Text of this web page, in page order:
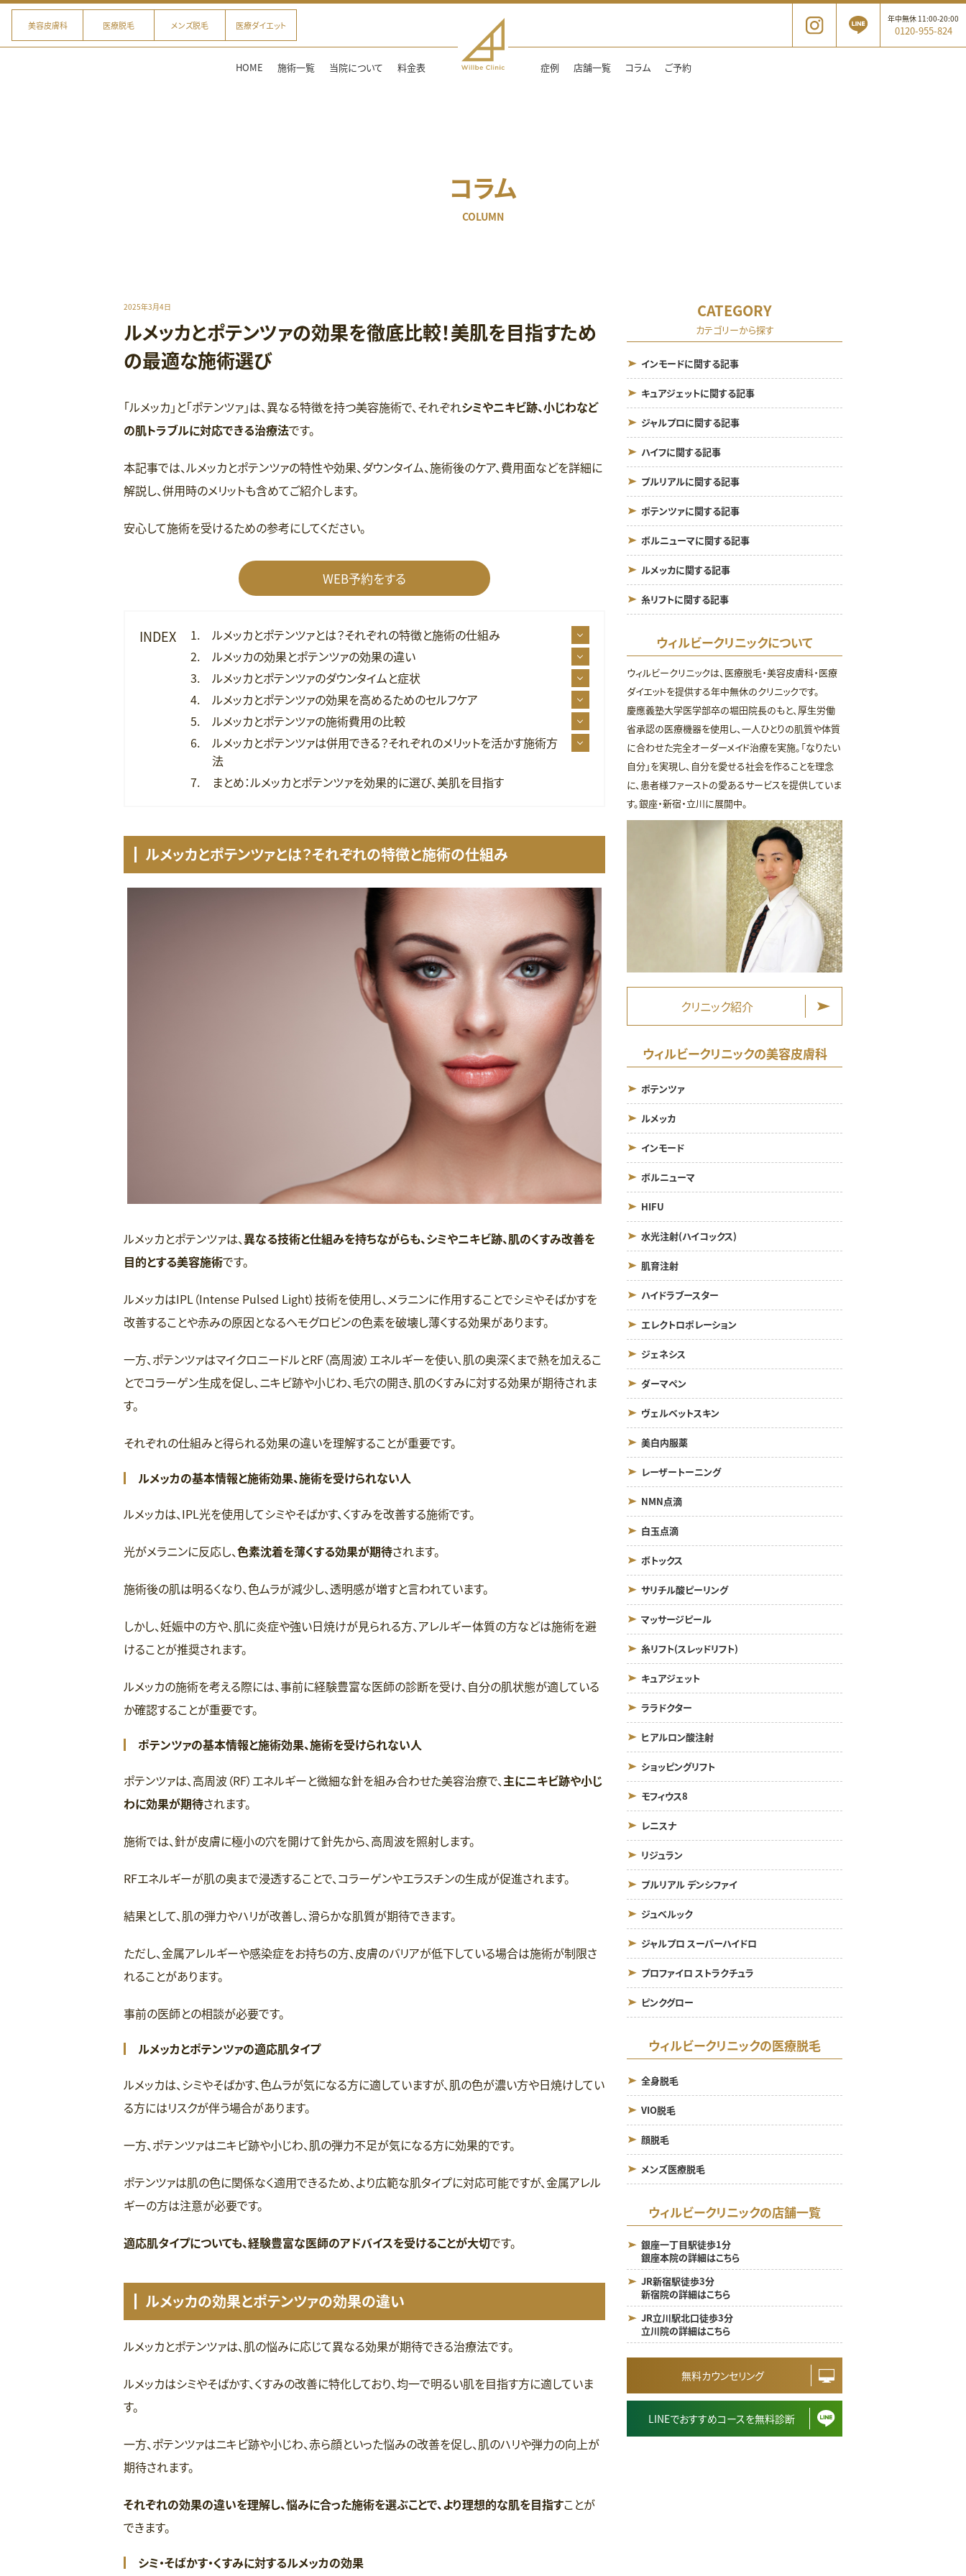
美容皮膚科 医療脱毛 メンズ脱毛 医療ダイエット
年中無休 11:00-20:00
0120-955-824
HOME 施術一覧 当院について 料金表 症例 店舗一覧 コラム ご予約
コラム
COLUMN
2025年3月4日
ルメッカとポテンツァの効果を徹底比較！美肌を目指すため
の最適な施術選び
「ルメッカ」と「ポテンツァ」は、異なる特徴を持つ美容施術で、それぞれシミやニキビ跡、小じわなど
の肌トラブルに対応できる治療法です。
本記事では、ルメッカとポテンツァの特性や効果、ダウンタイム、施術後のケア、費用面などを詳細に
解説し、併用時のメリットも含めてご紹介します。
安心して施術を受けるための参考にしてください。
WEB予約をする
INDEX
ルメッカとポテンツァとは？それぞれの特徴と施術の仕組み
ルメッカの効果とポテンツァの効果の違い
ルメッカとポテンツァのダウンタイムと症状
ルメッカとポテンツァの効果を高めるためのセルフケア
ルメッカとポテンツァの施術費用の比較
ルメッカとポテンツァは併用できる？それぞれのメリットを活かす施術方
法
まとめ：ルメッカとポテンツァを効果的に選び、美肌を目指す
ルメッカとポテンツァとは？それぞれの特徴と施術の仕組み
ルメッカとポテンツァは、異なる技術と仕組みを持ちながらも、シミやニキビ跡、肌のくすみ改善を
目的とする美容施術です。
ルメッカはIPL（Intense Pulsed Light）技術を使用し、メラニンに作用することでシミやそばかすを
改善することや赤みの原因となるヘモグロビンの色素を破壊し薄くする効果があります。
一方、ポテンツァはマイクロニードルとRF（高周波）エネルギーを使い、肌の奥深くまで熱を加えるこ
とでコラーゲン生成を促し、ニキビ跡や小じわ、毛穴の開き、肌のくすみに対する効果が期待されま
す。
それぞれの仕組みと得られる効果の違いを理解することが重要です。
ルメッカの基本情報と施術効果、施術を受けられない人
ルメッカは、IPL光を使用してシミやそばかす、くすみを改善する施術です。
光がメラニンに反応し、色素沈着を薄くする効果が期待されます。
施術後の肌は明るくなり、色ムラが減少し、透明感が増すと言われています。
しかし、妊娠中の方や、肌に炎症や強い日焼けが見られる方、アレルギー体質の方などは施術を避
けることが推奨されます。
ルメッカの施術を考える際には、事前に経験豊富な医師の診断を受け、自分の肌状態が適している
か確認することが重要です。
ポテンツァの基本情報と施術効果、施術を受けられない人
ポテンツァは、高周波（RF）エネルギーと微細な針を組み合わせた美容治療で、主にニキビ跡や小じ
わに効果が期待されます。
施術では、針が皮膚に極小の穴を開けて針先から、高周波を照射します。
RFエネルギーが肌の奥まで浸透することで、コラーゲンやエラスチンの生成が促進されます。
結果として、肌の弾力やハリが改善し、滑らかな肌質が期待できます。
ただし、金属アレルギーや感染症をお持ちの方、皮膚のバリアが低下している場合は施術が制限さ
れることがあります。
事前の医師との相談が必要です。
ルメッカとポテンツァの適応肌タイプ
ルメッカは、シミやそばかす、色ムラが気になる方に適していますが、肌の色が濃い方や日焼けしてい
る方にはリスクが伴う場合があります。
一方、ポテンツァはニキビ跡や小じわ、肌の弾力不足が気になる方に効果的です。
ポテンツァは肌の色に関係なく適用できるため、より広範な肌タイプに対応可能ですが、金属アレル
ギーの方は注意が必要です。
適応肌タイプについても、経験豊富な医師のアドバイスを受けることが大切です。
ルメッカの効果とポテンツァの効果の違い
ルメッカとポテンツァは、肌の悩みに応じて異なる効果が期待できる治療法です。
ルメッカはシミやそばかす、くすみの改善に特化しており、均一で明るい肌を目指す方に適していま
す。
一方、ポテンツァはニキビ跡や小じわ、赤ら顔といった悩みの改善を促し、肌のハリや弾力の向上が
期待されます。
それぞれの効果の違いを理解し、悩みに合った施術を選ぶことで、より理想的な肌を目指すことが
できます。
シミ・そばかす・くすみに対するルメッカの効果
CATEGORY
カテゴリーから探す
インモードに関する記事
キュアジェットに関する記事
ジャルプロに関する記事
ハイフに関する記事
プルリアルに関する記事
ポテンツァに関する記事
ボルニューマに関する記事
ルメッカに関する記事
糸リフトに関する記事
ウィルビークリニックについて
ウィルビークリニックは、医療脱毛・美容皮膚科・医療
ダイエットを提供する年中無休のクリニックです。
慶應義塾大学医学部卒の堀田院長のもと、厚生労働
省承認の医療機器を使用し、一人ひとりの肌質や体質
に合わせた完全オーダーメイド治療を実施。「なりたい
自分」を実現し、自分を愛せる社会を作ることを理念
に、患者様ファーストの愛あるサービスを提供していま
す。銀座・新宿・立川に展開中。
クリニック紹介
ウィルビークリニックの美容皮膚科
ポテンツァ
ルメッカ
インモード
ボルニューマ
HIFU
水光注射(ハイコックス)
肌育注射
ハイドラブースター
エレクトロポレーション
ジェネシス
ダーマペン
ヴェルベットスキン
美白内服薬
レーザートーニング
NMN点滴
白玉点滴
ボトックス
サリチル酸ピーリング
マッサージピール
糸リフト(スレッドリフト)
キュアジェット
ララドクター
ヒアルロン酸注射
ショッピングリフト
モフィウス8
レニスナ
リジュラン
プルリアル デンシファイ
ジュベルック
ジャルプロ スーパーハイドロ
プロファイロ ストラクチュラ
ピンクグロー
ウィルビークリニックの医療脱毛
全身脱毛
VIO脱毛
顔脱毛
メンズ医療脱毛
ウィルビークリニックの店舗一覧
銀座一丁目駅徒歩1分
銀座本院の詳細はこちら
JR新宿駅徒歩3分
新宿院の詳細はこちら
JR立川駅北口徒歩3分
立川院の詳細はこちら
無料カウンセリング
LINEでおすすめコースを無料診断